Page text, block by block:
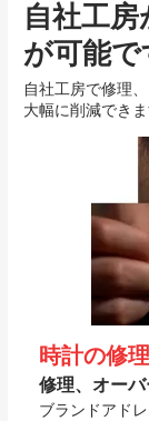
自社工房
が可能で
自社工房で修理
大幅に削減できま
時計の修理
修理、オー
ブランドアド